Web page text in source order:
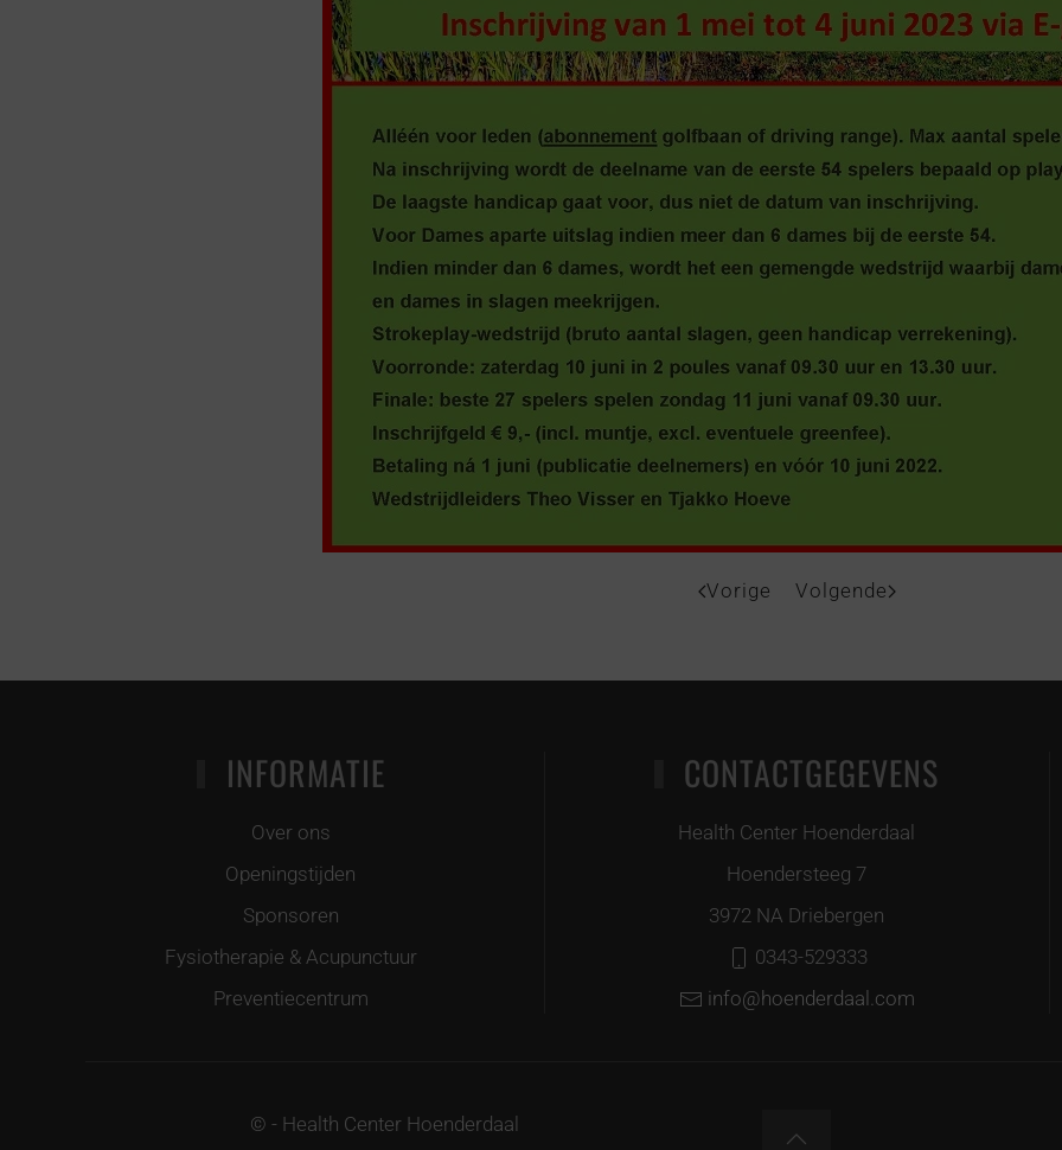
Vorige Volgende
INFORMATIE
Over ons
Openingstijden
Sponsoren
Fysiotherapie & Acupunctuur
Preventiecentrum
CONTACTGEGEVENS
Health Center Hoenderdaal
Hoendersteeg 7
3972 NA Driebergen
0343-529333
info@hoenderdaal.com
© - Health Center Hoenderdaal